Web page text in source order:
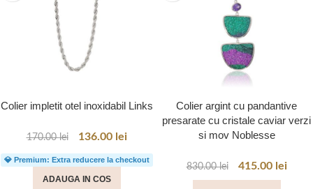
Colier impletit otel inoxidabil Links
170.00lei 136.00 lei
💎 Premium: Extra reducere la checkout
ADAUGA IN COS
Colier argint cu pandantive
presarate cu cristale caviar verzi
si mov Noblesse
830.00lei 415.00 lei